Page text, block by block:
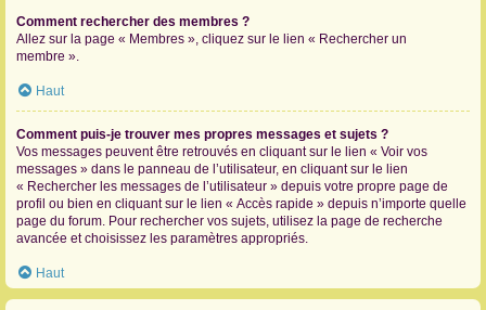
Comment rechercher des membres ?
Allez sur la page « Membres », cliquez sur le lien « Rechercher un
membre ».
Haut
Comment puis-je trouver mes propres messages et sujets ?
Vos messages peuvent être retrouvés en cliquant sur le lien « Voir vos
messages » dans le panneau de l’utilisateur, en cliquant sur le lien
« Rechercher les messages de l’utilisateur » depuis votre propre page de
profil ou bien en cliquant sur le lien « Accès rapide » depuis n’importe quelle
page du forum. Pour rechercher vos sujets, utilisez la page de recherche
avancée et choisissez les paramètres appropriés.
Haut